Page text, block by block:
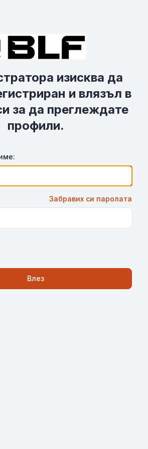
изисква да
и влязъл в
за да преглеждате
профили.
Забравих си паролата
Влез